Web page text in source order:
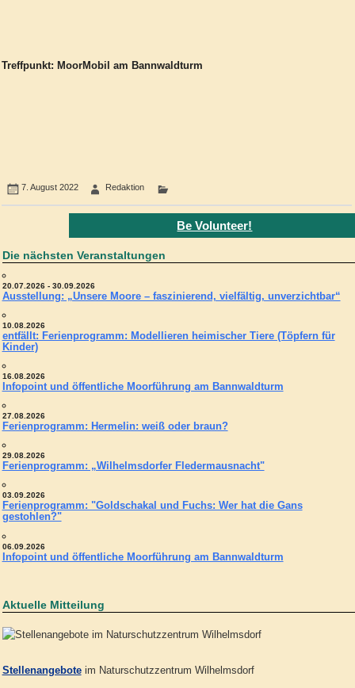
Treffpunkt: MoorMobil am Bannwaldturm
7. August 2022 Redaktion
Be Volunteer!
Die nächsten Veranstaltungen
20.07.2026 - 30.09.2026
Ausstellung: „Unsere Moore – faszinierend, vielfältig, unverzichtbar“
10.08.2026
entfällt: Ferienprogramm: Modellieren heimischer Tiere (Töpfern für
Kinder)
16.08.2026
Infopoint und öffentliche Moorführung am Bannwaldturm
27.08.2026
Ferienprogramm: Hermelin: weiß oder braun?
29.08.2026
Ferienprogramm: „Wilhelmsdorfer Fledermausnacht"
03.09.2026
Ferienprogramm: "Goldschakal und Fuchs: Wer hat die Gans
gestohlen?"
06.09.2026
Infopoint und öffentliche Moorführung am Bannwaldturm
Aktuelle Mitteilung
Stellenangeboteim Naturschutzzentrum Wilhelmsdorf